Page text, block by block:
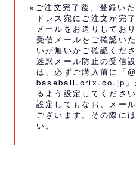
※ご注文完了後、登録い
ドレス宛にご注文が完
メールをお送りしており
受信メールをご確認い
いが無いかご確認くださ
迷惑メール防止の受信
は、必ずご購入前に
baseball.orix.co.jp」
るよう設定してください
設定してもなお、メー
ございます。その際には
い。